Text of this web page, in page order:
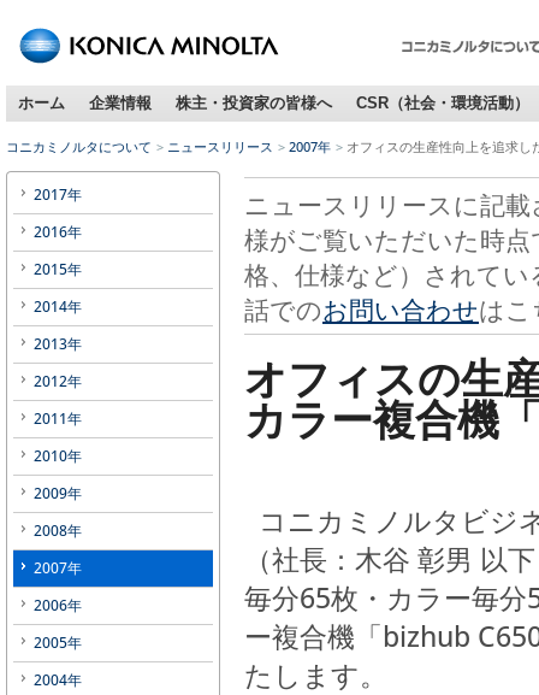
ホーム 企業情報 株主・投資家の皆様へ CSR（社会・環境活動）
コニカミノルタについて ニュースリリース 2007年 オフィスの生産性向上を追求
ニュースリリースに記
様がご覧いただいた時
格、仕様など）されて
話でのお問い合わせは
オフィスの生
カラー複合機
コニカミノルタビジ
（社長：木谷 彰男 以
毎分65枚・カラー毎
ー複合機「bizhub
たします。
2017年
2016年
2015年
2014年
2013年
2012年
2011年
2010年
2009年
2008年
2007年
2006年
2005年
2004年